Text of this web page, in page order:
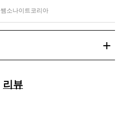
쌤소나이트코리아
리뷰